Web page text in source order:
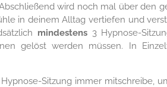
wird noch mal über den
in deinem Alltag vertiefen und
mindestens3 Hypnose-
gelöst werden müssen. In
Sitzung immer mitschreibe,